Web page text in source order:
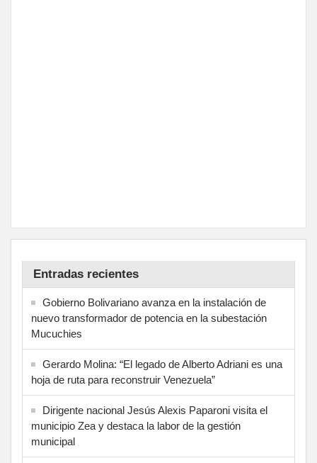
Entradas recientes
Gobierno Bolivariano avanza en la instalación de
nuevo transformador de potencia en la subestación
Mucuchies
Gerardo Molina: “El legado de Alberto Adriani es una
hoja de ruta para reconstruir Venezuela”
Dirigente nacional Jesús Alexis Paparoni visita el
municipio Zea y destaca la labor de la gestión
municipal